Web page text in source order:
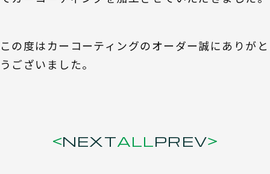
この度はカーコーティングのオーダー誠にありがと
うございました。
NEXTALLPREV